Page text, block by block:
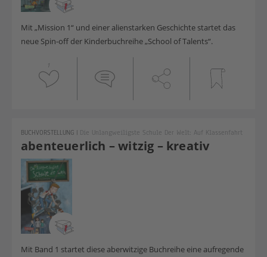
Mit „Mission 1“ und einer alienstarken Geschichte startet das
neue Spin-off der Kinderbuchreihe „School of Talents“.
1
abenteuerlich – witzig – kreativ
BUCHVORSTELLUNG | Die Unlangweiligste Schule Der Welt: Auf Klassenfahrt
Mit Band 1 startet diese aberwitzige Buchreihe eine aufregende